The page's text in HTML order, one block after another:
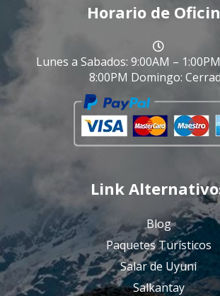
Horario de
Lunes a Sabados: 9:00AM –
8:00PM Domingo:
Link
Blog
Paquetes Turísticos
Salar de Uyuni
Salkantay